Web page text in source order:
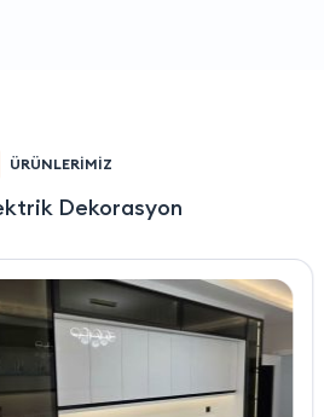
ÜRÜNLERİMİZ
Dekorasyon